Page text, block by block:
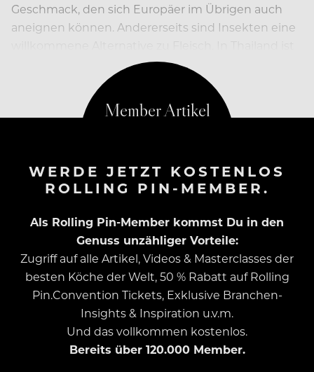
Geschmack, den sich Europäer im Übrigen auch
aneignen können. Andererseits sind Insekten eine
die rote Ameise eine säuerliche…
WERDE JETZT KOSTENLOS
ROLLING PIN-MEMBER.
Als Rolling Pin-Member kommst Du in den
Genuss unzähliger Vorteile:
Zugriff auf alle Artikel, Videos & Masterclasses der
besten Köche der Welt, 50 % Rabatt auf Rolling
Pin.Convention Tickets, Exklusive Branchen-
Insights & Inspiration u.v.m.
Und das vollkommen kostenlos.
Bereits über 120.000 Member.